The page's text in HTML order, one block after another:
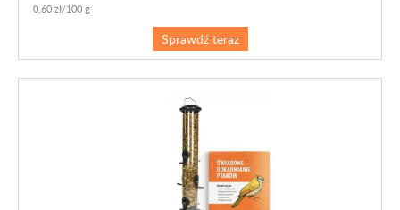
0,60 zł/100 g
Sprawdź teraz